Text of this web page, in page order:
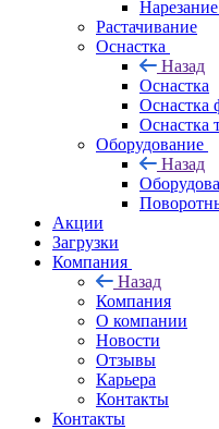
Растачивание
Оснастка
Назад
Оснастка
Оснастка
Оснастка
Оборудование
Назад
Акции
Загрузки
Компания
Назад
Компания
О компании
Новости
Отзывы
Карьера
Контакты
Контакты